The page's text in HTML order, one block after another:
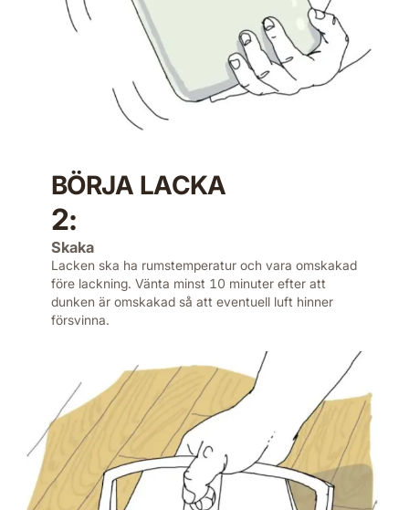
BÖRJA LACKA
2:
Skaka
Lacken ska ha rumstemperatur och vara omskakad
före lackning. Vänta minst 10 minuter efter att
dunken är om­skakad så att eventuell luft hinner
försvinna.